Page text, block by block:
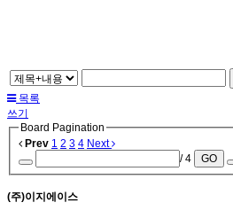
목록
쓰기
Board Pagination
Prev 1 2 3 4 Next
/ 4
GO
(주)이지에이스